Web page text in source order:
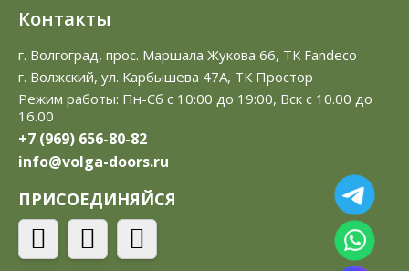
Контакты
г. Волгоград, прос. Маршала Жукова 66, ТК Fandeco
г. Волжский, ул. Карбышева 47А, ТК Простор
Режим работы: Пн-Сб с 10:00 до 19:00, Вск с 10.00 до
16.00
+7 (969) 656-80-82
info@volga-doors.ru
ПРИСОЕДИНЯЙСЯ